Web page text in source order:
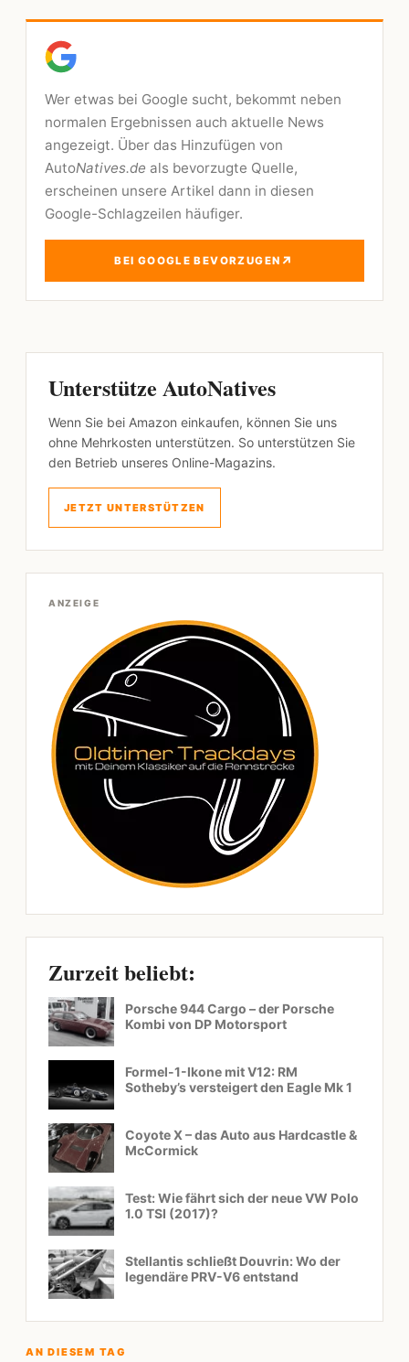
Wer etwas bei Google sucht, bekommt neben
normalen Ergebnissen auch aktuelle News
angezeigt. Über das Hinzufügen von
AutoNatives.de als bevorzugte Quelle,
erscheinen unsere Artikel dann in diesen
Google-Schlagzeilen häufiger.
BEI GOOGLE BEVORZUGEN ↗
Unterstütze AutoNatives
Wenn Sie bei Amazon einkaufen, können Sie uns
ohne Mehrkosten unterstützen. So unterstützen Sie
den Betrieb unseres Online-Magazins.
JETZT UNTERSTÜTZEN
ANZEIGE
Zurzeit beliebt:
Porsche 944 Cargo – der Porsche
Kombi von DP Motorsport
Formel-1-Ikone mit V12: RM
Sotheby’s versteigert den Eagle Mk 1
Coyote X – das Auto aus Hardcastle &
McCormick
Test: Wie fährt sich der neue VW Polo
1.0 TSI (2017)?
Stellantis schließt Douvrin: Wo der
legendäre PRV-V6 entstand
AN DIESEM TAG